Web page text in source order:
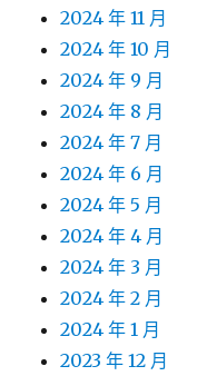
2024 年 11 月
2024 年 10 月
2024 年 9 月
2024 年 8 月
2024 年 7 月
2024 年 6 月
2024 年 5 月
2024 年 4 月
2024 年 3 月
2024 年 2 月
2024 年 1 月
2023 年 12 月